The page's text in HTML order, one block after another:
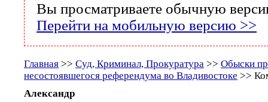
Вы просматриваете обычную
Перейти на мобильную версию >>
Главная >> Суд, Криминал, Прокуратура >> Обыски
несостоявшегося референдума во Владивостоке >>
Александр